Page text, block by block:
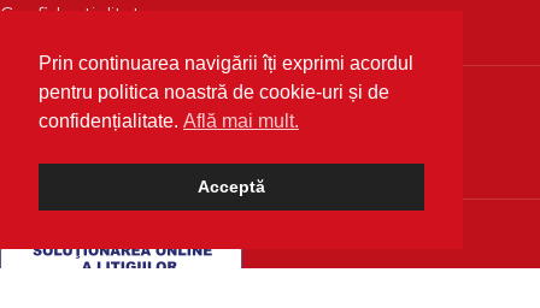
Prin continuarea navigării îți exprimi acordul
pentru politica noastră de cookie-uri și de
confidențialitate. Află mai mult.
Acceptă
Confidentialitate